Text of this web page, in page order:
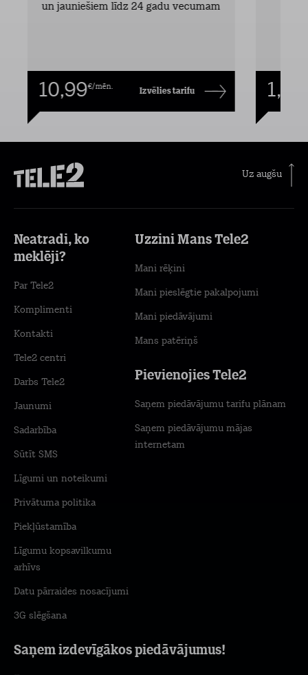
un jauniešiem līdz 24 gadu vecumam
10,99€/mēn. Izvēlies tarifu 1,00
Uz augšu
Saņem izdevīgākos piedāvājumus!
Neatradi, ko
meklēji?
Par Tele2
Komplimenti
Kontakti
Tele2 centri
Darbs Tele2
Jaunumi
Sadarbība
Sūtīt SMS
Līgumi un noteikumi
Privātuma politika
Piekļūstamība
Līgumu kopsavilkumu
arhīvs
Datu pārraides nosacījumi
3G slēgšana
Uzzini Mans Tele2
Mani rēķini
Mani pieslēgtie pakalpojumi
Mani piedāvājumi
Mans patēriņš
Pievienojies Tele2
Saņem piedāvājumu tarifu plānam
Saņem piedāvājumu mājas
internetam